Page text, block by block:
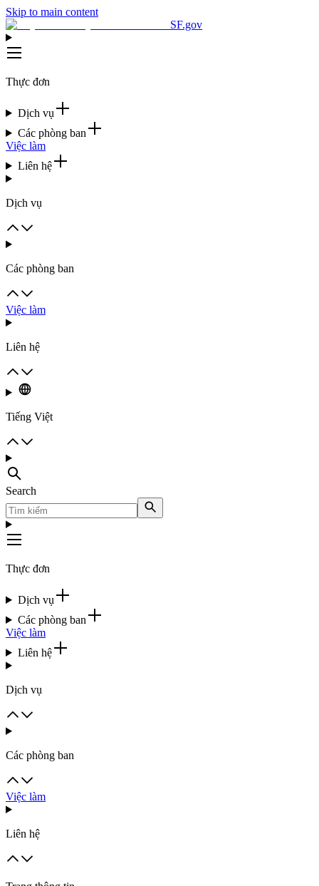
Skip to main content
SF.gov
Thực đơn
Dịch vụ
Các phòng ban
Việc làm
Liên hệ
Dịch vụ
Các phòng ban
Việc làm
Liên hệ
Tiếng Việt
Search
Thực đơn
Dịch vụ
Các phòng ban
Việc làm
Liên hệ
Dịch vụ
Các phòng ban
Việc làm
Liên hệ